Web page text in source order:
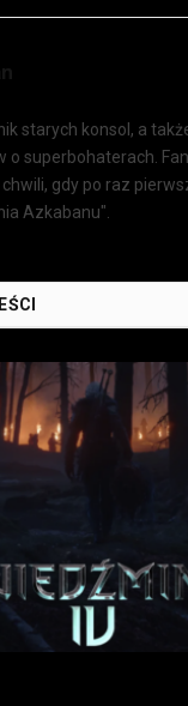
starych konsol, a
o superbohaterach.
chwili, gdy po raz
Azkabanu".